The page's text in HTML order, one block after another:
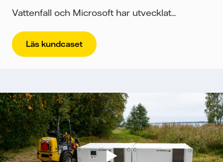
Vattenfall och Microsoft har utvecklat...
Läs kundcaset